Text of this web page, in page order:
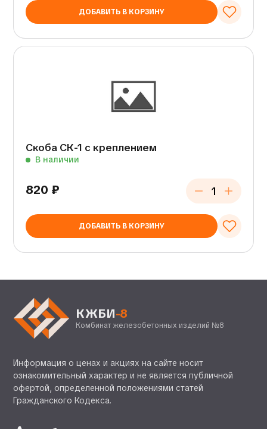
ДОБАВИТЬ В КОРЗИНУ
Скоба СК-1 с креплением
В наличии
820 ₽
ДОБАВИТЬ В КОРЗИНУ
КЖБИ-8
Комбинат железобетонных изделий №8
Информация о ценах и акциях на сайте носит
ознакомительный характер и не является публичной
офертой, определенной положениями статей
Гражданского Кодекса.